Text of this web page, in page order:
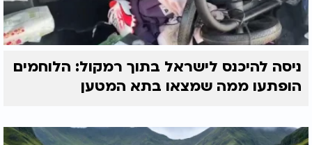
ניסה להיכנס לישראל בתוך רמקול: הלוחמים
הופתעו ממה שמצאו בתא המטען